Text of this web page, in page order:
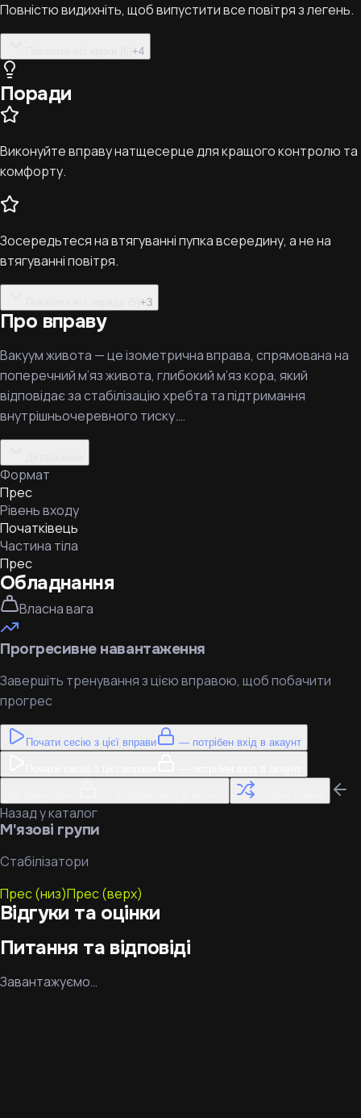
Повністю видихніть, щоб випустити все повітря з легень.
+4
Поради
Виконуйте вправу натщесерце для кращого контролю та
комфорту.
Зосередьтеся на втягуванні пупка всередину, а не на
втягуванні повітря.
+3
Про вправу
Вакуум живота — це ізометрична вправа, спрямована на
поперечний м’яз живота, глибокий м’яз кора, який
відповідає за стабілізацію хребта та підтримання
внутрішньочеревного тиску.…
Формат
Прес
Рівень входу
Початківець
Частина тіла
Прес
Обладнання
Власна вага
Прогресивне навантаження
Завершіть тренування з цією вправою, щоб побачити
прогрес
Почати сесію з цієї вправи — потрібен вхід в акаунт
Назад у каталог
М'язові групи
Стабілізатори
Прес (низ)Прес (верх)
Відгуки та оцінки
Питання та відповіді
Завантажуємо…